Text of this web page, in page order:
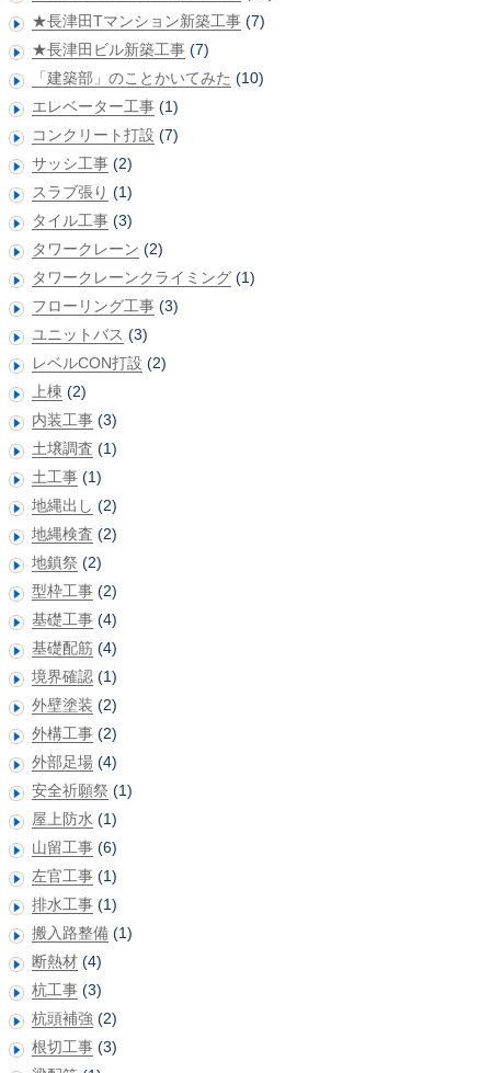
★長津田Tマンション新築工事 (7)
★長津田ビル新築工事 (7)
「建築部」のことかいてみた (10)
エレベーター工事 (1)
コンクリート打設 (7)
サッシ工事 (2)
スラブ張り (1)
タイル工事 (3)
タワークレーン (2)
タワークレーンクライミング (1)
フローリング工事 (3)
ユニットバス (3)
レベルCON打設 (2)
上棟 (2)
内装工事 (3)
土壌調査 (1)
土工事 (1)
地縄出し (2)
地縄検査 (2)
地鎮祭 (2)
型枠工事 (2)
基礎工事 (4)
基礎配筋 (4)
境界確認 (1)
外壁塗装 (2)
外構工事 (2)
外部足場 (4)
安全祈願祭 (1)
屋上防水 (1)
山留工事 (6)
左官工事 (1)
排水工事 (1)
搬入路整備 (1)
断熱材 (4)
杭工事 (3)
杭頭補強 (2)
根切工事 (3)